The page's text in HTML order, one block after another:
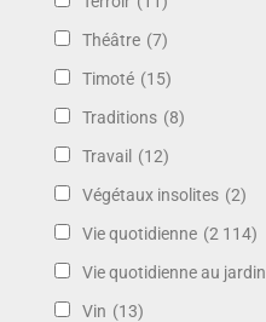
Théâtre (7)
Timoté (15)
Traditions (8)
Travail (12)
Végétaux insolites (2)
Vie quotidienne (2 114)
Vie quotidienne au jardin
Vin (13)